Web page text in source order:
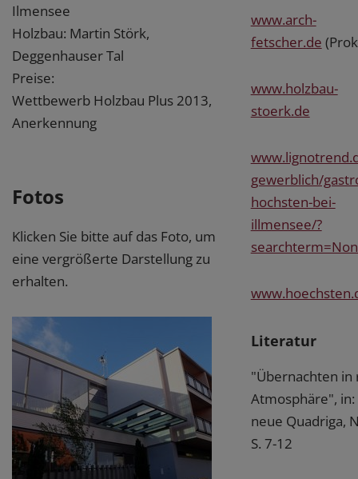
Ilmensee
Holzbau: Martin Störk,
Deggenhauser Tal
Preise:
Wettbewerb Holzbau Plus 2013,
Anerkennung
Fotos
Klicken Sie bitte auf das Foto, um
eine vergrößerte Darstellung zu
erhalten.
www.arch-
fetscher.de
www.holzbau-
stoerk.de
gewerblich/
hochsten-bei-
illmensee/?
Literatur
"Übernachten
Atmosphäre", in:
neue Quadriga,
S. 7-12